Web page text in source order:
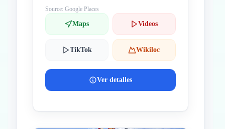
Source: Google Places
Maps Videos
TikTok Wikiloc
Ver detalles